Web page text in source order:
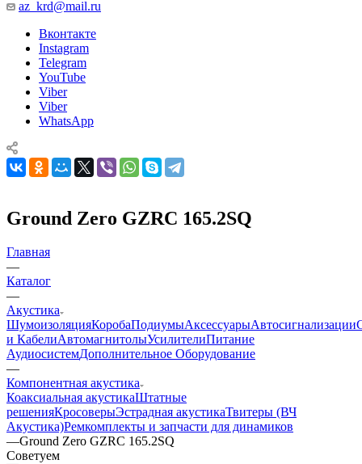
az_krd@mail.ru
Вконтакте
Instagram
Telegram
YouTube
Viber
Viber
WhatsApp
Ground Zero GZRC 165.2SQ
Главная
—
Каталог
—
Акустика
ШумоизоляцияКоробаПодиумыАксессуарыАвтосигнализации
и КабелиАвтомагнитолыУсилителиПитание
АудиосистемДополнительное Оборудование
—
Компонентная акустика
Коаксиальная акустикаШтатные
решенияКросоверыЭстрадная акустикаТвитеры (ВЧ
Акустика)Ремкомплекты и запчасти для динамиков
—Ground Zero GZRC 165.2SQ
Советуем